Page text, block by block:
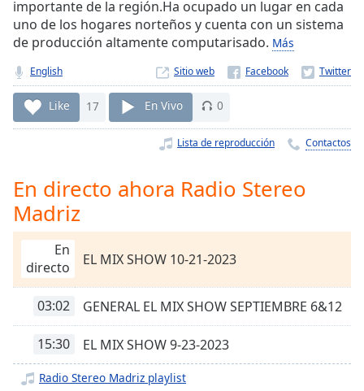
Seek to
live,
currently
live LIVE
Remaining
Time-
Playback
Rate
Chapters
Chapters
Descriptions
descriptions
selected
Subtitles
importante de la región.Ha ocupado un lugar en cada
uno de los hogares norteños y cuenta con un sistema
de producción altamente computarisado. Más
English Sitio web
Like 17 En Vivo 0
Lista de reproducción Contactos
En directo ahora Radio Stereo
Madriz
En
directo
EL MIX SHOW 10-21-2023
03:02 GENERAL EL MIX SHOW SEPTIEMBRE 6&12
15:30 EL MIX SHOW 9-23-2023
Radio Stereo Madriz playlist